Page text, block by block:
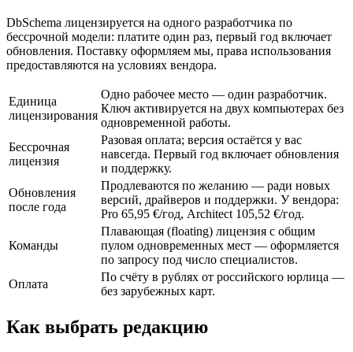
DbSchema лицензируется на одного разработчика по
бессрочной модели: платите один раз, первый год включает
обновления. Поставку оформляем мы, права использования
предоставляются на условиях вендора.
Единица
лицензирования
Одно рабочее место — один разработчик.
Ключ активируется на двух компьютерах без
одновременной работы.
Бессрочная
лицензия
Разовая оплата; версия остаётся у вас
навсегда. Первый год включает обновления
и поддержку.
Обновления
после года
Продлеваются по желанию — ради новых
версий, драйверов и поддержки. У вендора:
Pro 65,95 €/год, Architect 105,52 €/год.
Команды
Плавающая (floating) лицензия с общим
пулом одновременных мест — оформляется
по запросу под число специалистов.
Оплата
По счёту в рублях от российского юрлица —
без зарубежных карт.
Как выбрать редакцию